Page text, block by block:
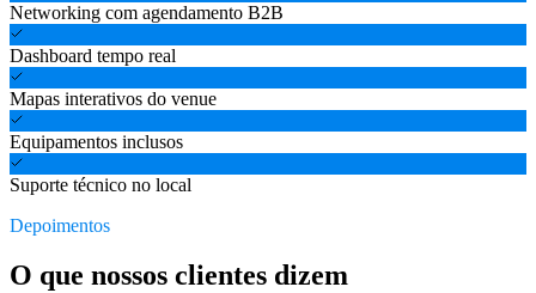
Networking com agendamento B2B
Dashboard tempo real
Mapas interativos do venue
Equipamentos inclusos
Suporte técnico no local
Depoimentos
O que nossos clientes dizem